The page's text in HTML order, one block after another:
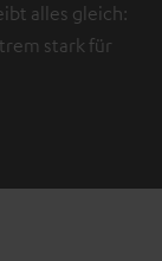
alles gleich:
stark für